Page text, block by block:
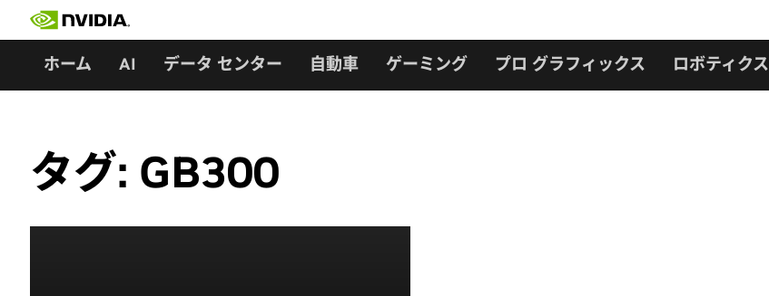
ホーム AI データ センター 自動車 ゲーミング プロ グラフィックス ロボティクス
タグ: GB300